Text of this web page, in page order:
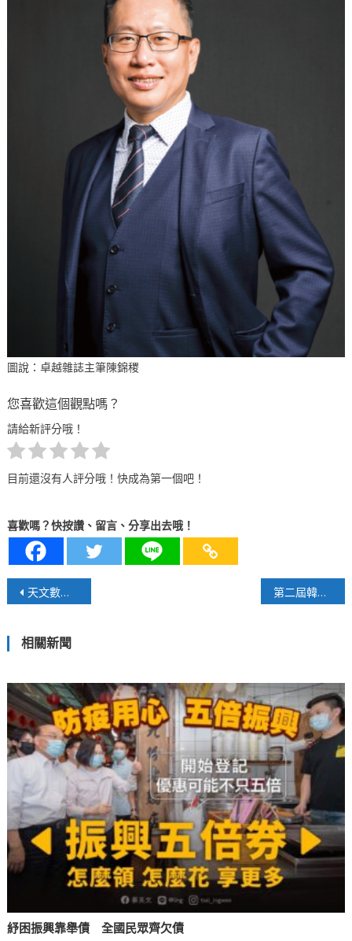
圖說：卓越雜誌主筆陳錦稷
您喜歡這個觀點嗎？
請給新評分哦！
目前還沒有人評分哦！快成為第一個吧！
喜歡嗎？快按讚、留言、分享出去哦！
文
導
覽
天文數字AI投資掀熱潮 性價比疑慮逐漸浮現 第二屆韓台宗教交流 圓滿落幕
相關新聞
紓困振興靠舉債 全國民眾齊欠債